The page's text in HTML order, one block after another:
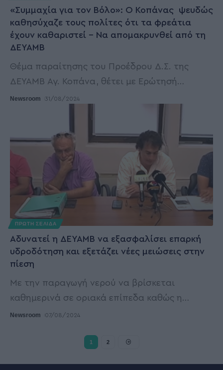
«Συμμαχία για τον Βόλο»: Ο Κοπάνας ψευδώς
καθησύχαζε τους πολίτες ότι τα φρεάτια
έχουν καθαριστεί – Να απομακρυνθεί από τη
ΔΕΥΑΜΒ
Θέμα παραίτησης του Προέδρου Δ.Σ. της
ΔΕΥΑΜΒ Αγ. Κοπάνα, θέτει με Ερώτησή…
Newsroom 31/08/2024
ΠΡΩΤΗ ΣΕΛΙΔΑ
Αδυνατεί η ΔΕΥΑΜΒ να εξασφαλίσει επαρκή
υδροδότηση και εξετάζει νέες μειώσεις στην
πίεση
Με την παραγωγή νερού να βρίσκεται
καθημερινά σε οριακά επίπεδα καθώς η…
Newsroom 07/08/2024
1 2